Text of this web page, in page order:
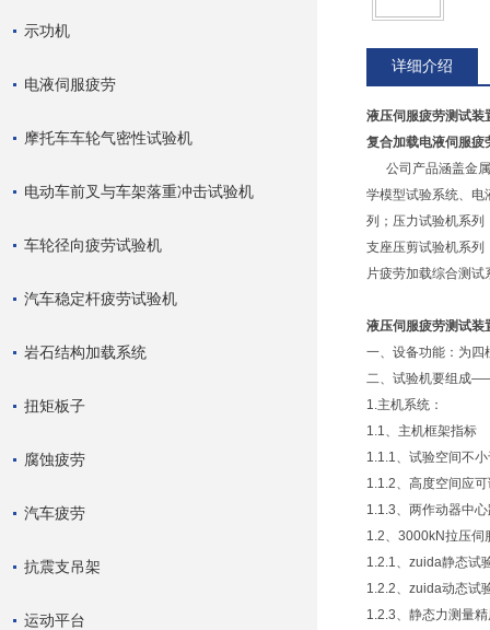
示功机
电液伺服疲劳
摩托车车轮气密性试验机
电动车前叉与车架落重冲击试验机
车轮径向疲劳试验机
汽车稳定杆疲劳试验机
岩石结构加载系统
扭矩板子
腐蚀疲劳
汽车疲劳
抗震支吊架
运动平台
详细介绍
液压伺服疲劳测试装
复合加载电液伺服疲
公司产品涵盖金
学模型试验系统、
列；压力试验机系列
支座压剪试验机系列
片疲劳加载综合测
液压伺服疲劳测试装
一、设备功能： 为四
二、试验机要组成
1.主机系统：
1.1、主机框架指标
1.1.1、试验空间不
1.1.2、高度空间应
1.1.3、两作动器中
1.2、3000kN拉压伺
1.2.1、zuida静态试
1.2.2、zuida动态试
1.2.3、静态力测量